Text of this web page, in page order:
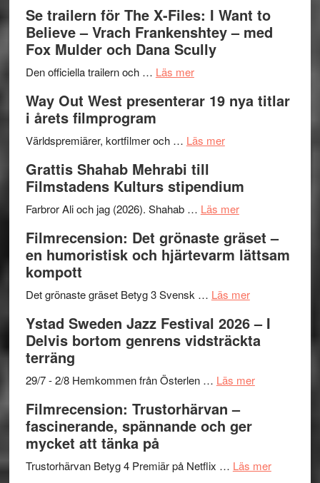
Park
–
kväll
II
Se trailern för The X-Files: I Want to
Believe – Vrach Frankenshtey – med
Fox Mulder och Dana Scully
Den officiella trailern och … Läs merom
trailern
The
Files:
I
Want
Believe
–
Frankenshtey
med
Fox
och
Scully
Way Out West presenterar 19 nya titlar
i årets filmprogram
Världspremiärer, kortfilmer och … Läs merom
West
presenterar
nya
titlar
årets
Grattis Shahab Mehrabi till
Filmstadens Kulturs stipendium
Farbror Ali och jag (2026). Shahab … Läs merom
Shahab
Mehrabi
Filmstadens
stipendium
Filmrecension: Det grönaste gräset –
en humoristisk och hjärtevarm lättsam
kompott
Det grönaste gräset Betyg 3 Svensk … Läs merom
Det
grönaste
–
och
lättsam
Ystad Sweden Jazz Festival 2026 – I
Delvis bortom genrens vidsträckta
terräng
29/7 - 2/8 Hemkommen från Österlen … Läs merom
2026
Filmrecension: Trustorhärvan –
fascinerande, spännande och ger
mycket att tänka på
Trustorhärvan Betyg 4 Premiär på Netflix … Läs merom